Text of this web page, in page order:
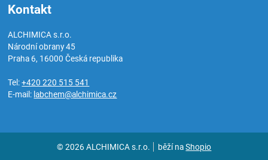
Kontakt
ALCHIMICA s.r.o.
Národní obrany 45
Praha 6, 16000Česká republika
Tel:+420 220 515 541
E-mail: labchem@alchimica.cz
© 2026 ALCHIMICA s.r.o. běží naShopio